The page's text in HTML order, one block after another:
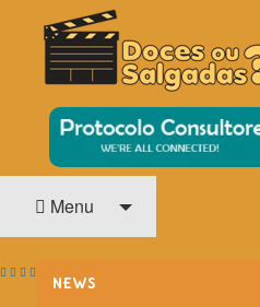
DOCES OU SALGADAS?
O Cinema? Uma Paixão!!
Menu
NEWS